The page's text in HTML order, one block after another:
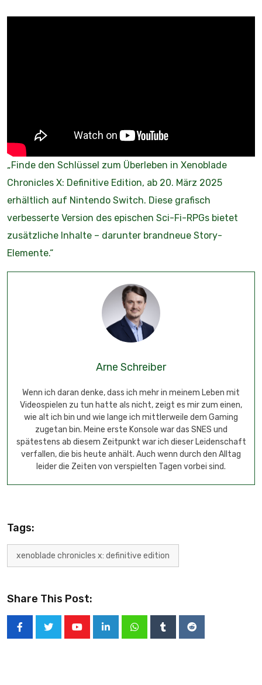
„Finde den Schlüssel zum Überleben in Xenoblade
Chronicles X: Definitive Edition, ab 20. März 2025
erhältlich auf Nintendo Switch. Diese grafisch
verbesserte Version des epischen Sci-Fi-RPGs bietet
zusätzliche Inhalte – darunter brandneue Story-
Elemente.“
Arne Schreiber
Wenn ich daran denke, dass ich mehr in meinem Leben mit
Videospielen zu tun hatte als nicht, zeigt es mir zum einen,
wie alt ich bin und wie lange ich mittlerweile dem Gaming
zugetan bin. Meine erste Konsole war das SNES und
spätestens ab diesem Zeitpunkt war ich dieser Leidenschaft
verfallen, die bis heute anhält. Auch wenn durch den Alltag
leider die Zeiten von verspielten Tagen vorbei sind.
Tags:
xenoblade chronicles x: definitive edition
Share This Post: